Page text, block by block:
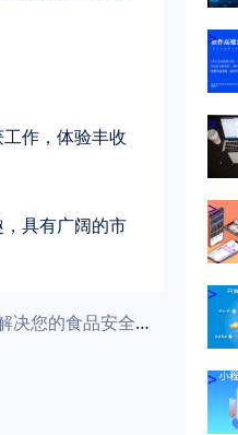
您的食品安全顾虑
>
>
>
>
>